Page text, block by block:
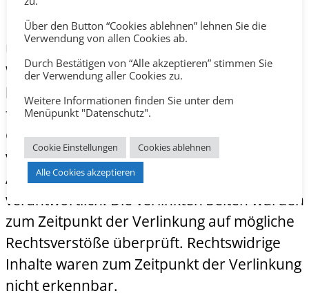
Haftung für Links
Unser Angebot enthält Links zu externen
Websites Dritter, auf deren Inhalte wir
keinen Einfluss haben. Deshalb können wir
für diese fremden Inhalte auch keine
Gewähr übernehmen. Für die Inhalte der
verlinkten Seiten ist stets der jeweilige
Anbieter oder Betreiber der Seiten
verantwortlich. Die verlinkten Seiten wurden
zum Zeitpunkt der Verlinkung auf mögliche
Rechtsverstöße überprüft. Rechtswidrige
Inhalte waren zum Zeitpunkt der Verlinkung
nicht erkennbar.
Über den Button “Cookies ablehnen” lehnen Sie die
Verwendung von allen Cookies ab.
Durch Bestätigen von “Alle akzeptieren” stimmen Sie
der Verwendung aller Cookies zu.
Weitere Informationen finden Sie unter dem
Menüpunkt "Datenschutz".
Cookie Einstellungen
Cookies ablehnen
Alle Cookies akzeptieren